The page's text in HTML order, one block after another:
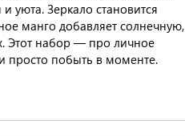
уюта. Зеркало становится
манго добавляет солнечную,
Этот набор — про личное
просто побыть в моменте.